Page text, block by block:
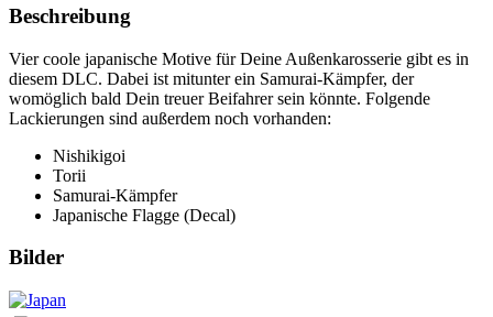
Beschreibung
Vier coole japanische Motive für Deine Außenkarosserie gibt es in
diesem DLC. Dabei ist mitunter ein Samurai-Kämpfer, der
womöglich bald Dein treuer Beifahrer sein könnte. Folgende
Lackierungen sind außerdem noch vorhanden:
Nishikigoi
Torii
Samurai-Kämpfer
Japanische Flagge (Decal)
Bilder